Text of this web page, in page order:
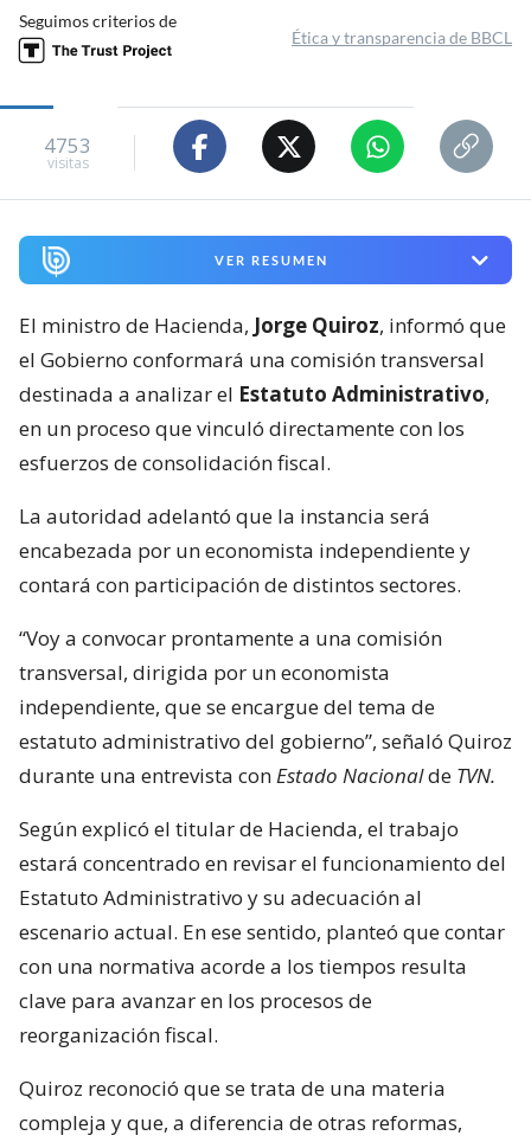
Seguimos criterios de
Ética y transparencia de BBCL
4753
visitas
VER RESUMEN
El ministro de Hacienda, Jorge Quiroz, informó que
el Gobierno conformará una comisión transversal
destinada a analizar el Estatuto Administrativo,
en un proceso que vinculó directamente con los
esfuerzos de consolidación fiscal.
La autoridad adelantó que la instancia será
encabezada por un economista independiente y
contará con participación de distintos sectores.
“Voy a convocar prontamente a una comisión
transversal, dirigida por un economista
independiente, que se encargue del tema de
estatuto administrativo del gobierno”, señaló Quiroz
durante una entrevista conEstado Nacionalde TVN.
Según explicó el titular de Hacienda, el trabajo
estará concentrado en revisar el funcionamiento del
Estatuto Administrativo y su adecuación al
escenario actual. En ese sentido, planteó que contar
con una normativa acorde a los tiempos resulta
clave para avanzar en los procesos de
reorganización fiscal.
Quiroz reconoció que se trata de una materia
compleja y que, a diferencia de otras reformas,